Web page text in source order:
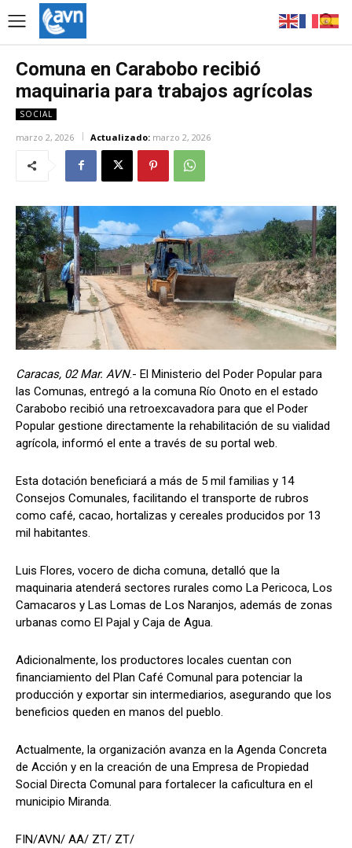
Comuna en Carabobo recibió
maquinaria para trabajos agrícolas
SOCIAL
marzo 2, 2026 Actualizado: marzo 2, 2026
Caracas, 02 Mar. AVN.- El Ministerio del Poder Popular para
las Comunas, entregó a la comuna Río Onoto en el estado
Carabobo recibió una retroexcavadora para que el Poder
Popular gestione directamente la rehabilitación de su vialidad
agrícola, informó el ente a través de su portal web.
Esta dotación beneficiará a más de 5 mil familias y 14
Consejos Comunales, facilitando el transporte de rubros
como café, cacao, hortalizas y cereales producidos por 13
mil habitantes.
Luis Flores, vocero de dicha comuna, detalló que la
maquinaria atenderá sectores rurales como La Pericoca, Los
Camacaros y Las Lomas de Los Naranjos, además de zonas
urbanas como El Pajal y Caja de Agua.
Adicionalmente, los productores locales cuentan con
financiamiento del Plan Café Comunal para potenciar la
producción y exportar sin intermediarios, asegurando que los
beneficios queden en manos del pueblo.
Actualmente, la organización avanza en la Agenda Concreta
de Acción y en la creación de una Empresa de Propiedad
Social Directa Comunal para fortalecer la caficultura en el
municipio Miranda.
FIN/AVN/ AA/ ZT/ ZT/